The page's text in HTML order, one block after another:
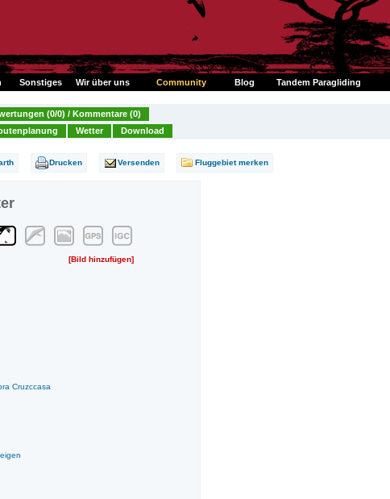
Sonstiges Wir über uns Community Blog Tandem Paragliding
(0/0) / Kommentare (0)
Wetter Download
Drucken Versenden Fluggebiet merken
Cruzccasa
[Bild hinzufügen]